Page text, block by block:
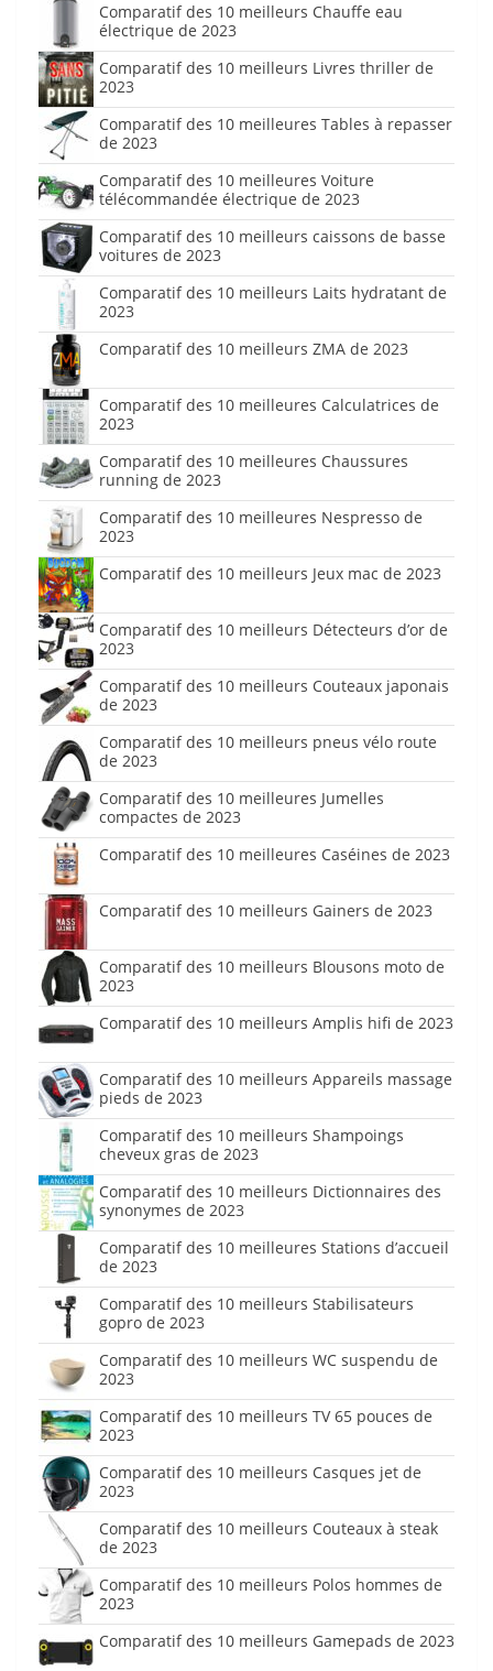
Comparatif des 10 meilleurs Chauffe eau
électrique de 2023
Comparatif des 10 meilleurs Livres thriller de
2023
Comparatif des 10 meilleures Tables à repasser
de 2023
Comparatif des 10 meilleures Voiture
télécommandée électrique de 2023
Comparatif des 10 meilleurs caissons de basse
voitures de 2023
Comparatif des 10 meilleurs Laits hydratant de
2023
Comparatif des 10 meilleurs ZMA de 2023
Comparatif des 10 meilleures Calculatrices de
2023
Comparatif des 10 meilleures Chaussures
running de 2023
Comparatif des 10 meilleures Nespresso de
2023
Comparatif des 10 meilleurs Jeux mac de 2023
Comparatif des 10 meilleurs Détecteurs d’or de
2023
Comparatif des 10 meilleurs Couteaux japonais
de 2023
Comparatif des 10 meilleurs pneus vélo route
de 2023
Comparatif des 10 meilleures Jumelles
compactes de 2023
Comparatif des 10 meilleures Caséines de 2023
Comparatif des 10 meilleurs Gainers de 2023
Comparatif des 10 meilleurs Blousons moto de
2023
Comparatif des 10 meilleurs Amplis hifi de 2023
Comparatif des 10 meilleurs Appareils massage
pieds de 2023
Comparatif des 10 meilleurs Shampoings
cheveux gras de 2023
Comparatif des 10 meilleurs Dictionnaires des
synonymes de 2023
Comparatif des 10 meilleures Stations d’accueil
de 2023
Comparatif des 10 meilleurs Stabilisateurs
gopro de 2023
Comparatif des 10 meilleurs WC suspendu de
2023
Comparatif des 10 meilleurs TV 65 pouces de
2023
Comparatif des 10 meilleurs Casques jet de
2023
Comparatif des 10 meilleurs Couteaux à steak
de 2023
Comparatif des 10 meilleurs Polos hommes de
2023
Comparatif des 10 meilleurs Gamepads de 2023